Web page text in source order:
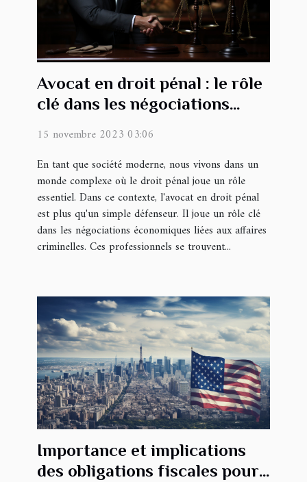
Avocat en droit pénal : le rôle
clé dans les négociations
15 novembre 2023 03:06
En tant que société moderne, nous vivons dans un
monde complexe où le droit pénal joue un rôle
essentiel. Dans ce contexte, l'avocat en droit pénal
est plus qu'un simple défenseur. Il joue un rôle clé
dans les négociations économiques liées aux affaires
criminelles. Ces professionnels se trouvent...
Importance et implications
des obligations fiscales pour